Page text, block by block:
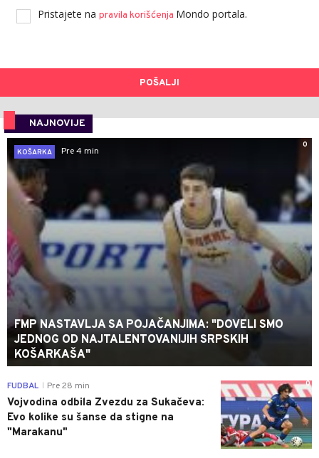
Pristajete na pravila korišćenja Mondo portala.
POŠALJI
NAJNOVIJE
0
KOŠARKA
Pre 4 min
FMP NASTAVLJA SA POJAČANJIMA: "DOVELI SMO
JEDNOG OD NAJTALENTOVANIJIH SRPSKIH
KOŠARKAŠA"
0
FUDBAL Pre 28 min
Vojvodina odbila Zvezdu za Sukačeva:
Evo kolike su šanse da stigne na
"Marakanu"